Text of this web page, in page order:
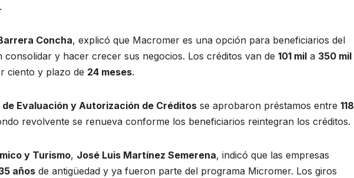
Concha, explicó que Macromer es una opción para beneficiarios del
y hacer crecer sus negocios. Los créditos van de 101 mil a 350 mil
ciento y plazo de 24 meses.
de Evaluación y Autorización de Créditos se aprobaron préstamos entre 118
revolvente se renueva conforme los beneficiarios reintegran los créditos.
y Turismo, José Luis Martínez Semerena, indicó que las empresas
años de antigüedad y ya fueron parte del programa Micromer. Los giros